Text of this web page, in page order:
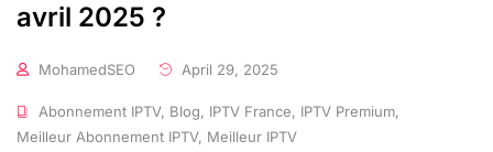
avril 2025 ?
MohamedSEO April 29, 2025
Abonnement IPTV, Blog, IPTV France, IPTV Premium,
Meilleur Abonnement IPTV, Meilleur IPTV